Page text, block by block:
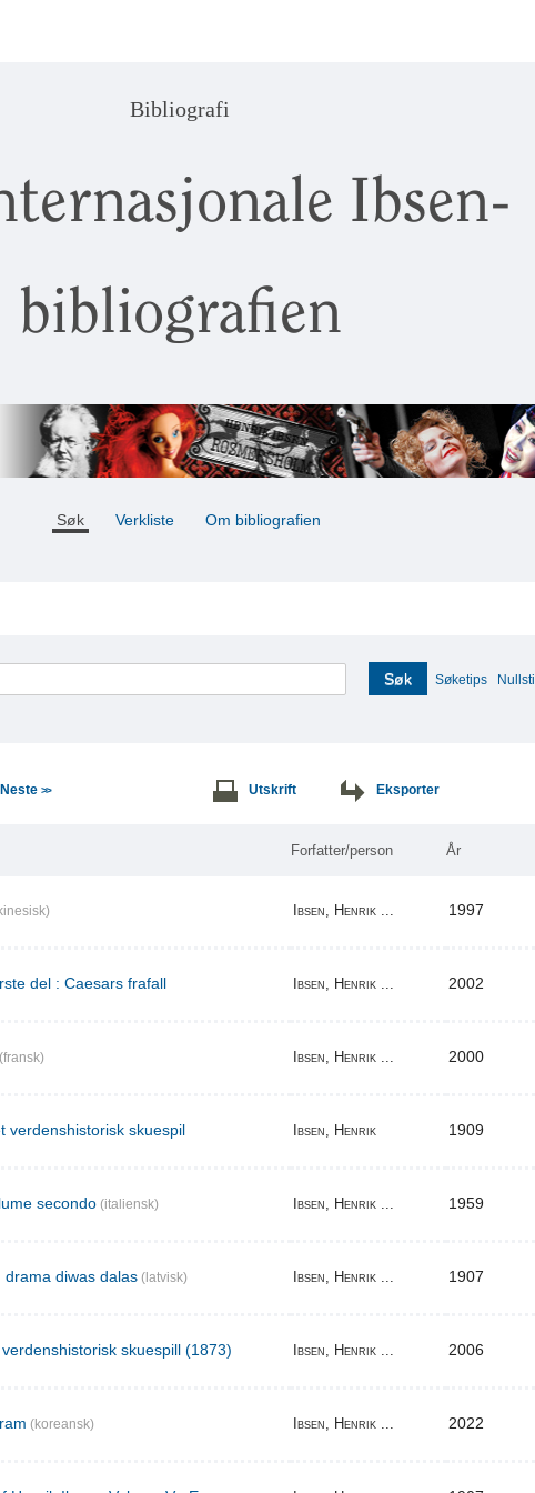
Bibliografi
Ibsen-
bibliografien
Søk Verkliste Om bibliografien
Søk Søketips Nullstill
Neste>> Utskrift Eksporter
Forfatter/person År
Ibsen, Henrik ... 1997
del : Caesars frafall Ibsen, Henrik ... 2002
(fransk) Ibsen, Henrik ... 2000
verdenshistorisk skuespil Ibsen, Henrik 1909
secondo (italiensk) Ibsen, Henrik ... 1959
drama diwas dalas (latvisk) Ibsen, Henrik ... 1907
skuespill (1873) Ibsen, Henrik ... 2006
(koreansk) Ibsen, Henrik ... 2022